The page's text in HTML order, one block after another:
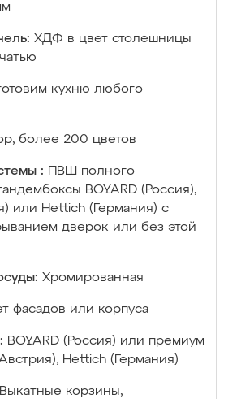
ХДФ в цвет столешницы
кухню любого
более 200 цветов
:
ПВШ полного
BOYARD (Россия),
или Hettich (Германия) с
дверок или без этой
Хромированная
фасадов или корпуса
BOYARD (Россия) или премиум
Hettich (Германия)
Выкатные корзины,